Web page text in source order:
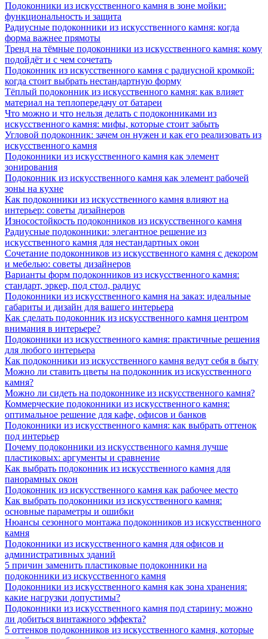
Подоконники из искусственного камня в зоне мойки:
функциональность и защита
Радиусные подоконники из искусственного камня: когда
форма важнее прямоты
Тренд на тёмные подоконники из искусственного камня: кому
подойдёт и с чем сочетать
Подоконник из искусственного камня с радиусной кромкой:
когда стоит выбрать нестандартную форму
Тёплый подоконник из искусственного камня: как влияет
материал на теплопередачу от батареи
Что можно и что нельзя делать с подоконниками из
искусственного камня: мифы, которые стоит забыть
Угловой подоконник: зачем он нужен и как его реализовать из
искусственного камня
Подоконники из искусственного камня как элемент
зонирования
Подоконник из искусственного камня как элемент рабочей
зоны на кухне
Как подоконники из искусственного камня влияют на
интерьер: советы дизайнеров
Износостойкость подоконников из искусственного камня
Радиусные подоконники: элегантное решение из
искусственного камня для нестандартных окон
Сочетание подоконников из искусственного камня с декором
и мебелью: советы дизайнеров
Варианты форм подоконников из искусственного камня:
стандарт, эркер, под стол, радиус
Подоконники из искусственного камня на заказ: идеальные
габариты и дизайн для вашего интерьера
Как сделать подоконник из искусственного камня центром
внимания в интерьере?
Подоконники из искусственного камня: практичные решения
для любого интерьера
Как подоконники из искусственного камня ведут себя в быту
Можно ли ставить цветы на подоконник из искусственного
камня?
Можно ли сидеть на подоконнике из искусственного камня?
Коммерческие подоконники из искусственного камня:
оптимальное решение для кафе, офисов и банков
Подоконники из искусственного камня: как выбрать оттенок
под интерьер
Почему подоконники из искусственного камня лучше
пластиковых: аргументы и сравнение
Как выбрать подоконник из искусственного камня для
панорамных окон
Подоконник из искусственного камня как рабочее место
Как выбрать подоконники из искусственного камня:
основные параметры и ошибки
Нюансы сезонного монтажа подоконников из искусственного
камня
Подоконники из искусственного камня для офисов и
административных зданий
5 причин заменить пластиковые подоконники на
подоконники из искусственного камня
Подоконники из искусственного камня как зона хранения:
какие нагрузки допустимы?
Подоконники из искусственного камня под старину: можно
ли добиться винтажного эффекта?
5 оттенков подоконников из искусственного камня, которые